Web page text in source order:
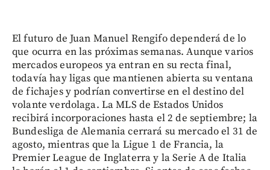
El futuro de Juan Manuel Rengifo dependerá de lo
que ocurra en las próximas semanas. Aunque varios
mercados europeos ya entran en su recta final,
todavía hay ligas que mantienen abierta su ventana
de fichajes y podrían convertirse en el destino del
volante verdolaga. La MLS de Estados Unidos
recibirá incorporaciones hasta el 2 de septiembre; la
Bundesliga de Alemania cerrará su mercado el 31 de
agosto, mientras que la Ligue 1 de Francia, la
Premier League de Inglaterra y la Serie A de Italia